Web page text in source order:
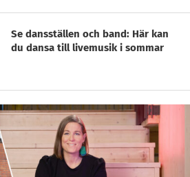
Se dansställen och band: Här kan
du dansa till livemusik i sommar